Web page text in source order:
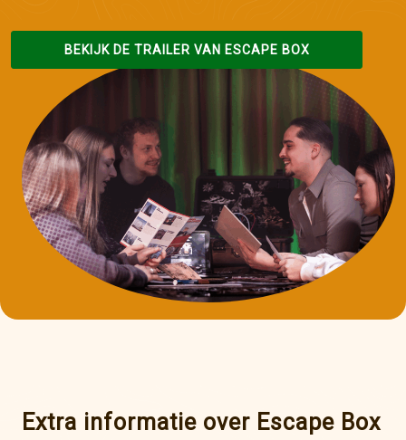
BEKIJK DE TRAILER VAN ESCAPE BOX
Extra informatie over Escape Box